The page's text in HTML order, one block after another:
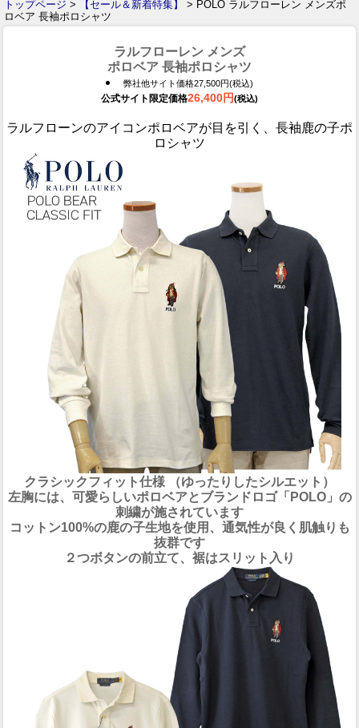
トップページ > 【セール＆新着特集】
> POLO ラルフローレン メンズポ
ロベア 長袖ポロシャツ
ラルフローレン メンズ
ポロベア 長袖ポロシャツ
弊社他サイト価格27,500円(税込)
公式サイト限定価格26,400円(税込)
ラルフローンのアイコンポロベアが目を引く、長袖鹿の子ポ
ロシャツ
クラシックフィット仕様 （ゆったりしたシルエット）
左胸には、可愛らしいポロベアとブランドロゴ「POLO」の
刺繍が施されています
コットン100%の鹿の子生地を使用、通気性が良く肌触りも
抜群です
２つボタンの前立て、裾はスリット入り